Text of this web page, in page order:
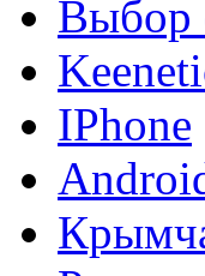
Выбор
IPhone